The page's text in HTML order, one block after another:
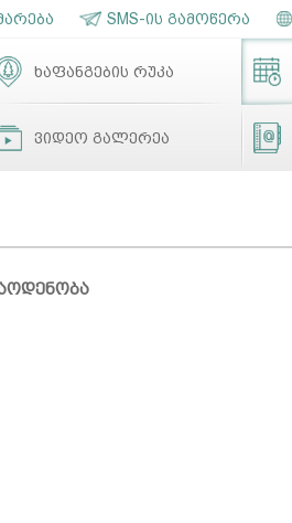
SMS-ის გამოწერა
ხაფანგების რუკა
ვიდეო გალერეა